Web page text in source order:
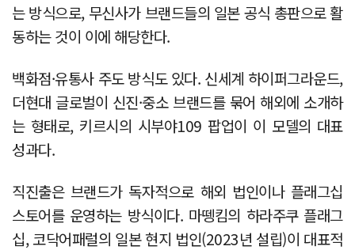
는 방식으로, 무신사가 브랜드들의 일본 공식 총판으로 활
동하는 것이 이에 해당한다.
백화점·유통사 주도 방식도 있다. 신세계 하이퍼그라운드,
더현대 글로벌이 신진·중소 브랜드를 묶어 해외에 소개하
는 형태로, 키르시의 시부야109 팝업이 이 모델의 대표
성과다.
직진출은 브랜드가 독자적으로 해외 법인이나 플래그십
스토어를 운영하는 방식이다. 마뗑킴의 하라주쿠 플래그
십, 코닥어패럴의 일본 현지 법인(2023년 설립)이 대표적